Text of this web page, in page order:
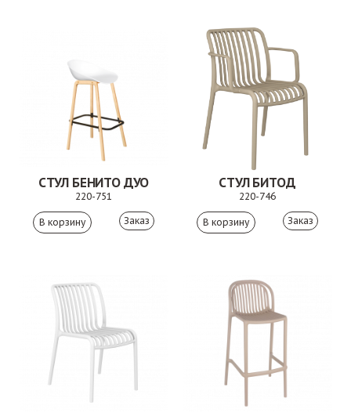
СТУЛ БЕНИТО ДУО
220-751
Заказ
СТУЛ БИТОД
220-746
Заказ